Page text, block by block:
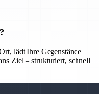
lädt Ihre Gegenstände
Ziel – strukturiert, schnell